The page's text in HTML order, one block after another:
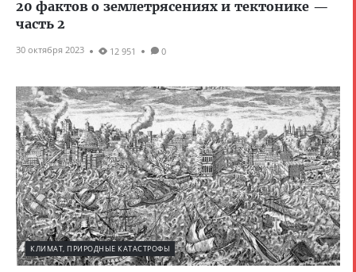
20 фактов о землетрясениях и тектонике —
часть 2
30 октября 2023 12 951 0
КЛИМАТ, ПРИРОДНЫЕ КАТАСТРОФЫ